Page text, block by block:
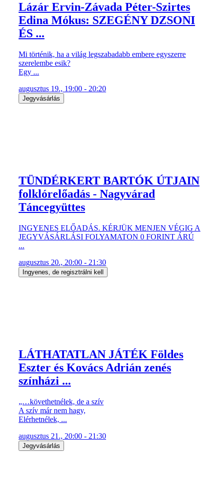
Lázár Ervin-Závada Péter-Szirtes
Edina Mókus: SZEGÉNY DZSONI
ÉS ...
Mi történik, ha a világ legszabadabb embere egyszerre
szerelembe esik?
Egy ...
augusztus 19., 19:00 - 20:20
Jegyvásárlás
TÜNDÉRKERT BARTÓK ÚTJAIN
folklórelőadás - Nagyvárad
Táncegyüttes
INGYENES ELŐADÁS. KÉRJÜK MENJEN VÉGIG A
JEGYVÁSÁRLÁSI FOLYAMATON 0 FORINT ÁRÚ
...
augusztus 20., 20:00 - 21:30
Ingyenes, de regisztrálni kell
LÁTHATATLAN JÁTÉK Földes
Eszter és Kovács Adrián zenés
színházi ...
„…követhetnélek, de a szív
A szív már nem hagy,
Elérhetnélek, ...
augusztus 21., 20:00 - 21:30
Jegyvásárlás